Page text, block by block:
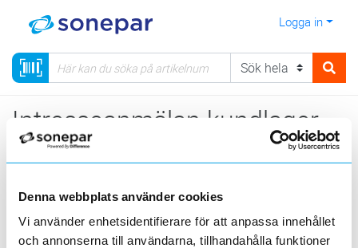
Denna webbplats använder cookies
Vi använder enhetsidentifierare för att anpassa innehållet
och annonserna till användarna, tillhandahålla funktioner
Logga in
Intresseanmälan kundlager
Epostadress